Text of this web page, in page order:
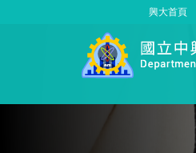
興大首頁